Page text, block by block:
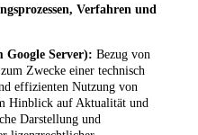
Verfahren und
Google Server): Bezug von
Zwecke einer technisch
effizienten Nutzung von
Hinblick auf Aktualität und
Darstellung und